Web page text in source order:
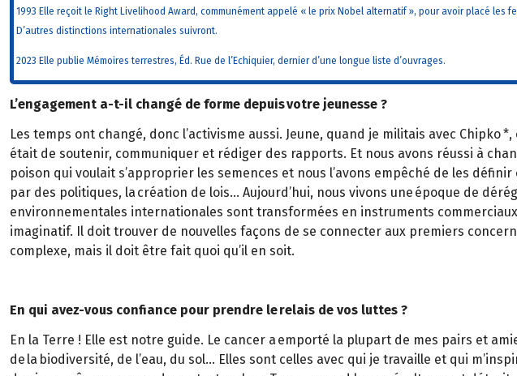
1993 Elle reçoit le Right Livelihood Award, communément appelé « le prix Nobel alternatif », pour avoir placé les
D’autres distinctions internationales suivront.
2023 Elle publie Mémoires terrestres, Éd. Rue de l’Echiquier, dernier d’une longue liste d’ouvrages.
L’engagement a-t-il changé de forme depuis votre jeunesse ?
Les temps ont changé, donc l’activisme aussi. Jeune, quand je militais avec
était de soutenir, communiquer et rédiger des rapports. Et nous avons réussi à
poison qui voulait s’approprier les semences et nous l’avons empêché de les
par des politiques, la création de lois… Aujourd’hui, nous vivons une époque de
environnementales internationales sont transformées en instruments
imaginatif. Il doit trouver de nouvelles façons de se connecter aux premiers
complexe, mais il doit être fait quoi qu’il en soit.
En qui avez-vous confiance pour prendre le relais de vos luttes ?
En la Terre ! Elle est notre guide. Le cancer a emporté la plupart de mes pairs et
de la biodiversité, de l’eau, du sol… Elles sont celles avec qui je travaille et qui